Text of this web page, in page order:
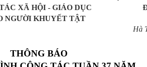
XÃ HỘI - GIÁO DỤC
NGƯỜI KHUYẾT TẬT
Hà
THÔNG BÁO